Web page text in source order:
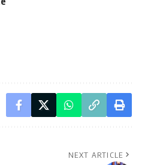
NEXT ARTICLE